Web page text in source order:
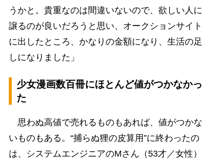
うかと。貴重なのは間違いないので、欲しい人に
譲るのが良いだろうと思い、オークションサイト
に出したところ、かなりの金額になり、生活の足
しになりました」
少女漫画数百冊にほとんど値がつかなかっ
た
思わぬ高値で売れるものもあれば、値がつかな
いものもある。“捕らぬ狸の皮算用”に終わったの
は、システムエンジニアのMさん（53才／女性）